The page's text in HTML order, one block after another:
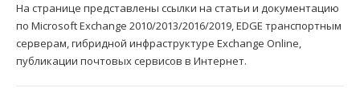
На странице представлены ссылки на статьи и документацию
по Microsoft Exchange 2010/2013/2016/2019, EDGE транспортным
серверам, гибридной инфраструктуре Exchange Online,
публикации почтовых сервисов в Интернет.